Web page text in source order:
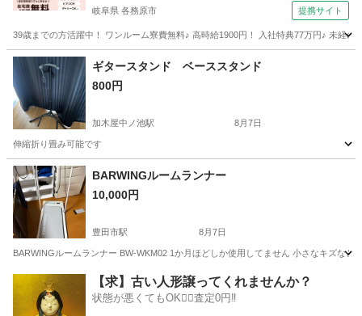
岐阜県 各務原市 提携サイト
39歳までの方活躍中！ ワンルーム寮費無料♪ 高時給1900円！ 入社特典77万円♪ 未経
岐阜 各務原市 ギタースタンド ベーススタンド
800円
加木屋中ノ池駅 8月7日
伸縮折り畳み可能です
愛知 東海市 その他
BARWINGルームランナー
10,000円
豊田市駅 8月7日
BARWINGルームランナー BW-WKM02 1か月ほどしか使用してません 小さなキズなど
豊田市駅 その他
【求】古い人形譲ってくれませんか？
状態が悪くてもOK🙆‍♀️査定0円‼️